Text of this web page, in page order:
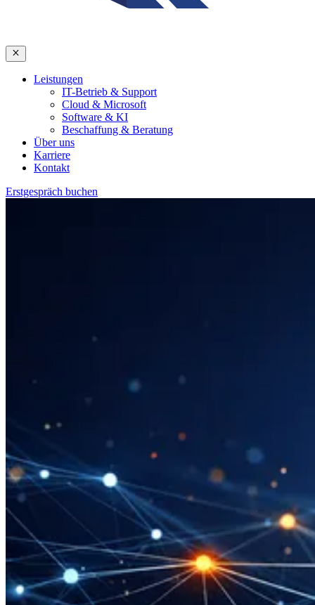
Leistungen
IT-Betrieb & Support
Cloud & Microsoft
Software & KI
Beschaffung & Beratung
Über uns
Karriere
Kontakt
Erstgespräch buchen